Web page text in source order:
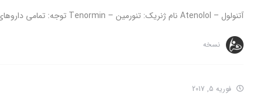
آتنولول – Atenolol نام ژنریک: تنورمین – Tenormin توجه: تمامی داروهای ارائه شده تنها تحت نظارت و دستور مستقیم پزشک قابل استفاده ...
نسخه
فوریه 5, 2017